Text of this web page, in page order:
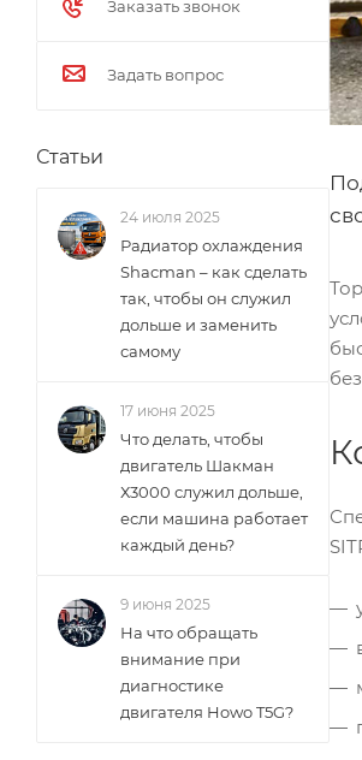
Заказать звонок
Задать вопрос
Статьи
24 июля 2025
Радиатор охлаждения
Shacman – как сделать
так, чтобы он служил
дольше и заменить
самому
17 июня 2025
Что делать, чтобы
двигатель Шакман
Х3000 служил дольше,
если машина работает
каждый день?
9 июня 2025
На что обращать
внимание при
диагностике
двигателя Howo T5G?